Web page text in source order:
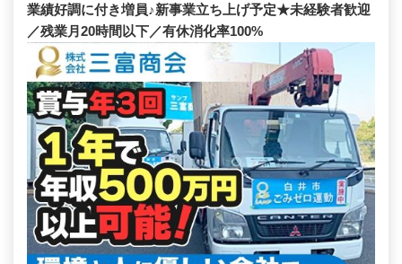
業績好調に付き増員♪新事業立ち上げ予定★未経験者歓迎
／残業月20時間以下／有休消化率100%